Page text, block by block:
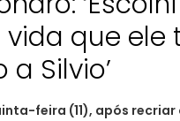
vida que ele
a Silvio’
feira (11), após